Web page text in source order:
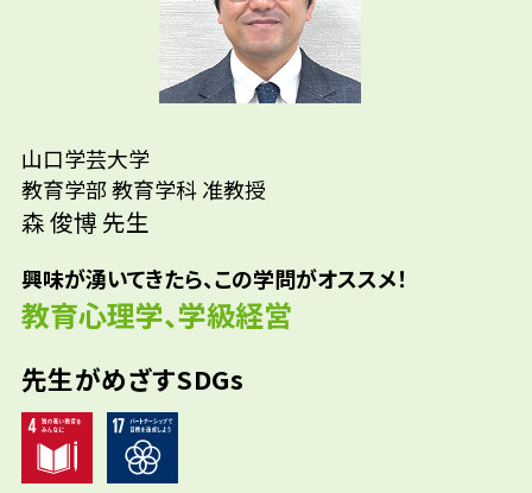
山口学芸大学
教育学部 教育学科 准教授
森 俊博 先生
興味が湧いてきたら、この学問がオススメ！
教育心理学、学級経営
先生がめざすSDGs
先生の学問へのきっかけは？
先輩たちはどんな仕事に携わって
いるの？
小学校教諭/中学校教諭/幼稚園教諭/保育士